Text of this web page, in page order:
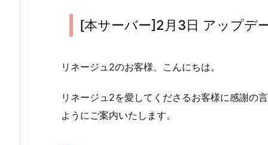
[本サーバー]2月3日 アップデ
リネージュ2のお客様、こんにちは。
リネージュ2を愛してくださるお客様に感謝の
ようにご案内いたします。